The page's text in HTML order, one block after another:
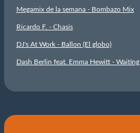
Megamix de la semana - Bombazo Mix
Ricardo F. - Chasis
DJ's At Work - Ballon (El globo)
Dash Berlin feat. Emma Hewitt - Waiting